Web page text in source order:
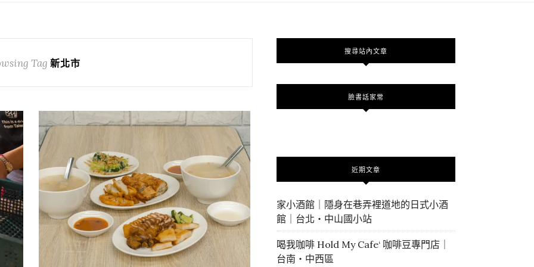
Tag 新北市
搜尋站內文章
臉書話家常
近期文章
家小酒館｜隱身在巷弄裡道地的日式小酒
館｜台北・中山國小站
喝我咖啡 Hold My Cafe‘ 咖啡豆專門店｜
台南・中西區